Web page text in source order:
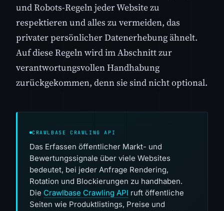
und Robots-Regeln jeder Website zu
respektieren und alles zu vermeiden, das
privater persönlicher Datenerhebung ähnelt.
Auf diese Regeln wird im Abschnitt zur
verantwortungsvollen Handhabung
zurückgekommen, denn sie sind nicht optional.
CRAWLBASE CRAWLING API
Das Erfassen öffentlicher Markt- und
Bewertungssignale über viele Websites
bedeutet, bei jeder Anfrage Rendering,
Rotation und Blockierungen zu handhaben.
Die Crawlbase Crawling API ruft öffentliche
Seiten wie Produktlistings, Preise und